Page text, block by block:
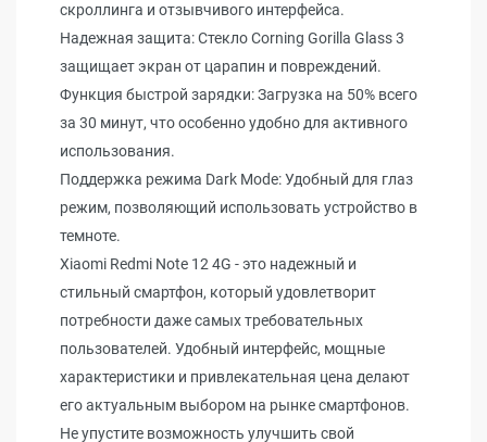
скроллинга и отзывчивого интерфейса.
Надежная защита: Стекло Corning Gorilla Glass 3
защищает экран от царапин и повреждений.
Функция быстрой зарядки: Загрузка на 50% всего
за 30 минут, что особенно удобно для активного
использования.
Поддержка режима Dark Mode: Удобный для глаз
режим, позволяющий использовать устройство в
темноте.
Xiaomi Redmi Note 12 4G - это надежный и
стильный смартфон, который удовлетворит
потребности даже самых требовательных
пользователей. Удобный интерфейс, мощные
характеристики и привлекательная цена делают
его актуальным выбором на рынке смартфонов.
Не упустите возможность улучшить свой